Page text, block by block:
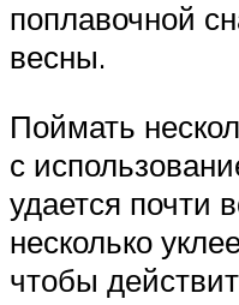
поплавочной
весны.
Поймать
с
удается почти
несколько
чтобы